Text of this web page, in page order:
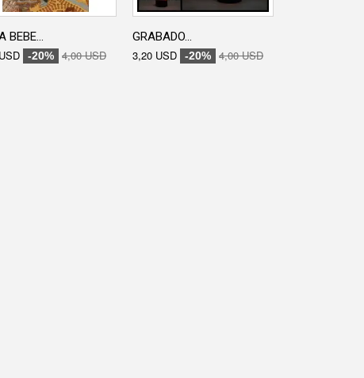
BEBE...
-20% 4,00 USD
GRABADO...
3,20 USD -20% 4,00 USD